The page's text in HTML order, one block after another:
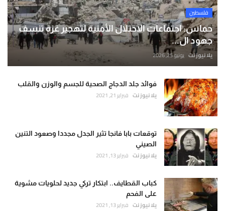
فلسطين
حماس: اجتماعات الاحتلال الأمنية لتهجير غزة تنسف
جهود ال...
يلا نيوز نت يونيو 25, 2026
فوائد جلد الدجاج الصحية للجسم والوزن والقلب
يلا نيوز نت فبراير 21, 2021
توقعات بابا فانجا تثير الجدل مجددا وصعود التنين
الصيني
يلا نيوز نت فبراير 13, 2021
كباب القطايف.. ابتكار تركي جديد لحلويات مشوية
على الفحم
يلا نيوز نت فبراير 13, 2021